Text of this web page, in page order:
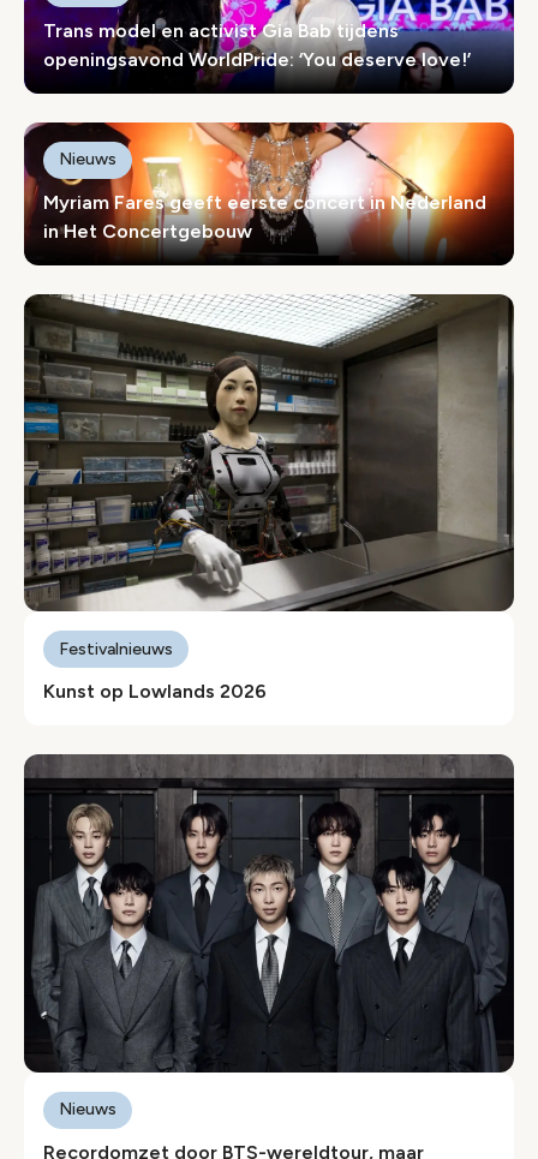
Trans model en activist Gia Bab tijdens
openingsavond WorldPride: ‘You deserve love!’
Myriam Fares geeft eerste concert in Nederland
in Het Concertgebouw
Nieuws
Kunst op Lowlands 2026
Festivalnieuws
Recordomzet door BTS-wereldtour, maar
Nieuws